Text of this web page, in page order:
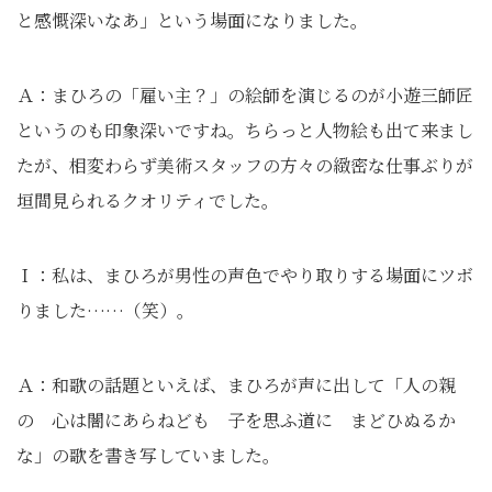
と感慨深いなあ」という場面になりました｡
Ａ：まひろの「雇い主？」の絵師を演じるのが小遊三師匠
というのも印象深いですね。ちらっと人物絵も出て来まし
たが、相変わらず美術スタッフの方々の緻密な仕事ぶりが
垣間見られるクオリティでした。
Ｉ：私は、まひろが男性の声色でやり取りする場面にツボ
りました……（笑）。
Ａ：和歌の話題といえば、まひろが声に出して「人の親
の 心は闇にあらねども 子を思ふ道に まどひぬるか
な」の歌を書き写していました。